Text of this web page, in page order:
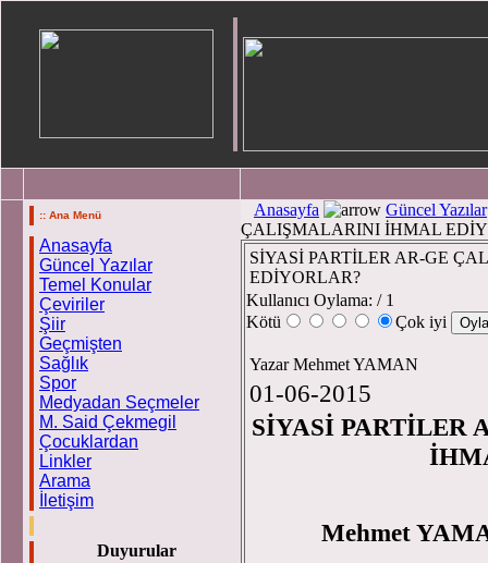
:: Ana Menü
Anasayfa
Güncel Yazılar
Temel Konular
Çeviriler
Şiir
Geçmişten
Sağlık
Spor
Medyadan Seçmeler
M. Said Çekmegil
Çocuklardan
Linkler
Arama
İletişim
Duyurular
Anasayfa
Güncel Yazılar
ÇALIŞMALARINI İHMAL
SİYASİ PARTİLER AR-GE
EDİYORLAR?
Kullanıcı Oylama: / 1
Kötü
Çok iyi
Yazar Mehmet YAMAN
01-06-2015
SİYASİ PARTİLER
Mehmet